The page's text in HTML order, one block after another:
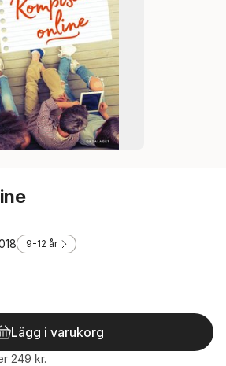
9-12 år
antal röster:
Lägg i varukorg
249 kr.